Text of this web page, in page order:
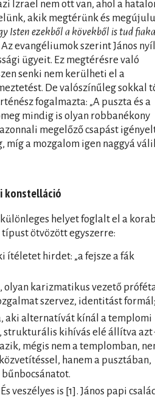
Izrael nem ott van, ahol a
akik megtérünk és
Isten ezekből a kövekből is tud
Az evangéliumok szerint János
ügyeit. Ez megtérésre való
senki nem kerülheti el a
De valószínűleg sokkal
fogalmazta: „A puszta és a
mindig is olyan robbanékony
megelőző csapást
míg a mozgalom igen naggyá
konstelláció
helyet foglalt el a
ötvözött egyszerre:
ítéletet hirdet: „a fejsze a fák
olyan karizmatikus vezető
szervez, identitást
aki alternatívát kínál a templomi
strukturális kihívás elé állítva azt
mégis nem a templomban,
hanem a pusztában,
veszélyes is [1]. János papi